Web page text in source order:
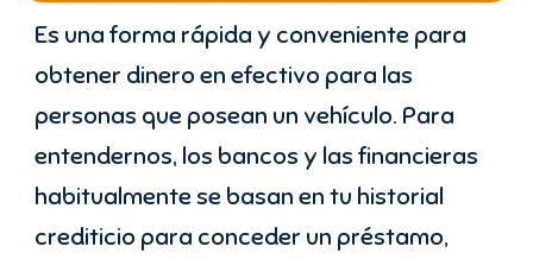
Es una forma rápida y conveniente para
obtener dinero en efectivo para las
personas que posean un vehículo. Para
entendernos, los bancos y las financieras
habitualmente se basan en tu historial
crediticio para conceder un préstamo,